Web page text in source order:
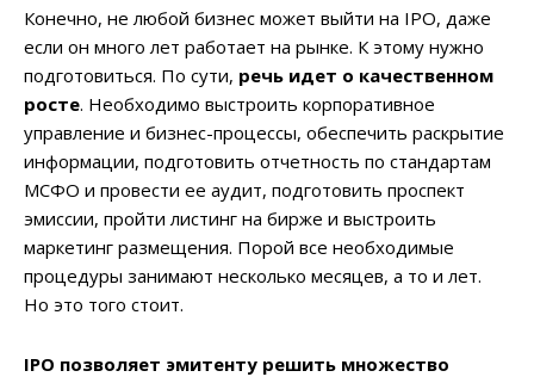
Конечно, не любой бизнес может выйти на IPO, даже
если он много лет работает на рынке. К этому нужно
подготовиться. По сути, речь идет о качественном
росте. Необходимо выстроить корпоративное
управление и бизнес-процессы, обеспечить раскрытие
информации, подготовить отчетность по стандартам
МСФО и провести ее аудит, подготовить проспект
эмиссии, пройти листинг на бирже и выстроить
маркетинг размещения. Порой все необходимые
процедуры занимают несколько месяцев, а то и лет.
Но это того стоит.
IPO позволяет эмитенту решить множество